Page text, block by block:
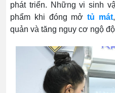
phát triển. Những vi sinh
phẩm khi đóng mởtủ mát
quản và tăng nguy cơ ngộ